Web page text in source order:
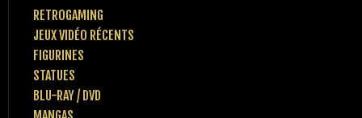
RETROGAMING
JEUX VIDÉO RÉCENTS
FIGURINES
STATUES
BLU-RAY / DVD